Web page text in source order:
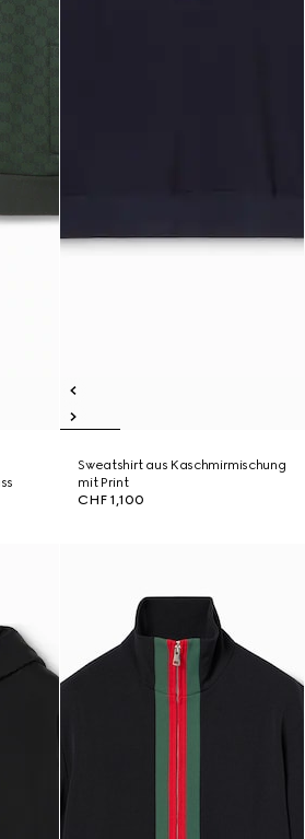
Sweatshirt aus Kaschmirmischung
mit Print
CHF 1,100